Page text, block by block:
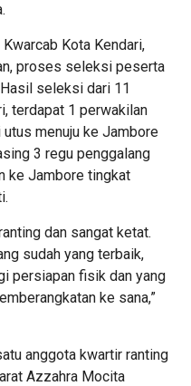
Kota Kendari,
proses seleksi peserta
seleksi dari 11
terdapat 1 perwakilan
menuju ke Jambore
3 regu penggalang
ke Jambore tingkat
dan sangat ketat.
sudah yang terbaik,
persiapan fisik dan yang
ke sana,”
anggota kwartir ranting
Azzahra Mocita